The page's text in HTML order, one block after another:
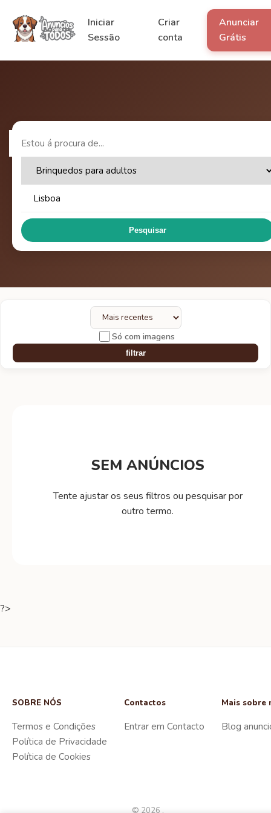
Iniciar
Sessão
Criar
conta
Anunciar
Grátis
Pesquisar
Só com imagens
filtrar
SEM ANÚNCIOS
Tente ajustar os seus filtros ou pesquisar por
outro termo.
?>
SOBRE NÓS
Termos e Condições
Política de Privacidade
Política de Cookies
Contactos
Entrar em Contacto
Mais sobre
Blog
© 2026 .